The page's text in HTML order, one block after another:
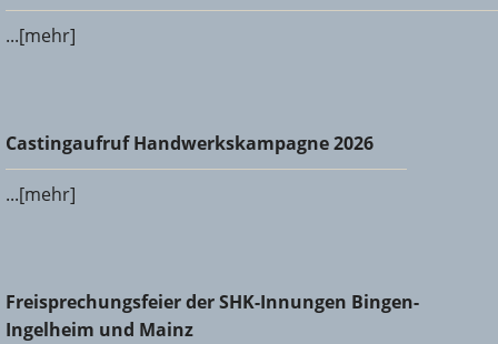
...[mehr]
Castingaufruf Handwerkskampagne 2026
Castingaufruf Handwerkskampagne 2026
...[mehr]
Freisprechungsfeier der SHK-Innungen Bingen-Ingelheim
und Mainz
Freisprechungsfeier der SHK-Innungen Bingen-
Ingelheim und Mainz